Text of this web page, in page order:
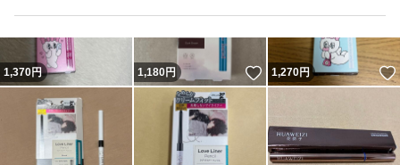
1,370円 1,180円 いいね！
1,270円